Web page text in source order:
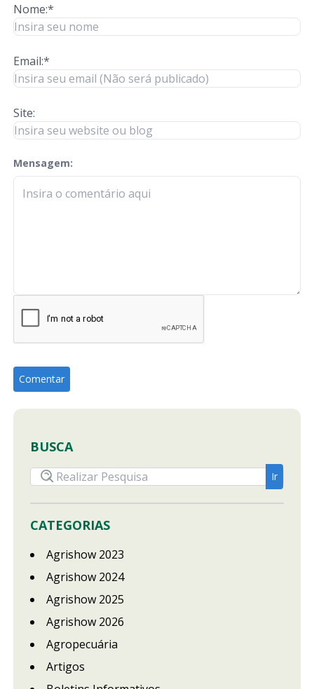
Nome:*
Email:*
Site:
Mensagem:
check-terms
BUSCA
CATEGORIAS
Agrishow 2023
Agrishow 2024
Agrishow 2025
Agrishow 2026
Agropecuária
Artigos